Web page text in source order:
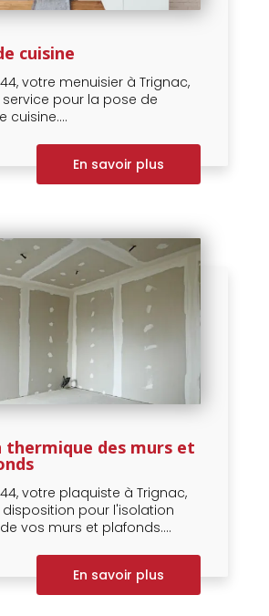
cuisine
44, votre menuisier à Trignac,
pour la pose de
cuisine....
En savoir plus
thermique des murs et
44, votre plaquiste à Trignac,
pour l'isolation
vos murs et plafonds....
En savoir plus